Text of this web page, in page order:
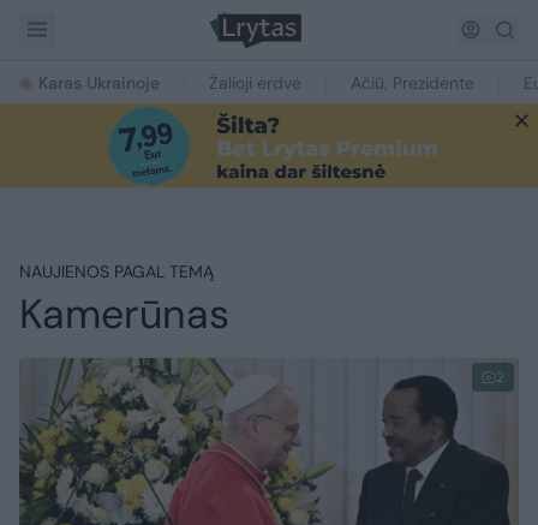
Karas Ukrainoje Žalioji erdvė Ačiū, Prezidente
NAUJIENOS PAGAL TEMĄ
Kamerūnas
2